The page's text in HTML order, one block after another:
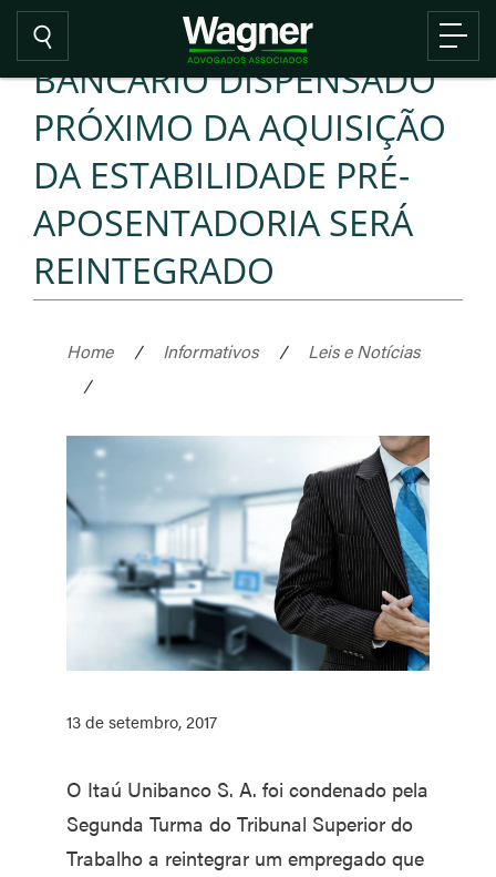
BANCÁRIO DISPENSADO
PRÓXIMO DA AQUISIÇÃO
DA ESTABILIDADE PRÉ-
APOSENTADORIA SERÁ
REINTEGRADO
Home / Informativos /
Leis e Notícias
/
13 de setembro, 2017
O Itaú Unibanco S. A. foi condenado pela
Segunda Turma do Tribunal Superior do
Trabalho a reintegrar um empregado que